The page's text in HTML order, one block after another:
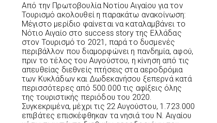
Από την Πρωτοβουλία Νοτίου Αιγαίου για τον
Τουρισμό ακολουθεί η παρακάτω ανακοίνωση:
Μέγιστο μερίδιο φαίνεται να καταλαμβάνει το
Νότιο Αιγαίο στο success story της Ελλάδας
στον Τουρισμό το 2021, παρά το δυσμενές
περιβάλλον που διαμορφώνει η πανδημία, αφού,
πριν το τέλος του Αυγούστου, η κίνηση από τις
απευθείας διεθνείς πτήσεις στα αεροδρόμια
των Κυκλάδων και Δωδεκανήσου ξεπερνά κατά
περισσότερες από 500.000 τις αφίξεις όλης
της τουριστικής περιόδου του 2020.
Συγκεκριμένα, μέχρι τις 22 Αυγούστου, 1.723.000
επιβάτες επισκέφθηκαν τα νησιά του Ν. Αιγαίου